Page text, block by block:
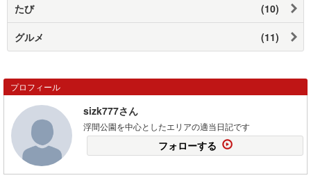
たび (10)
グルメ (11)
プロフィール
sizk777さん
浮間公園を中心としたエリアの適当日記です
フォローする